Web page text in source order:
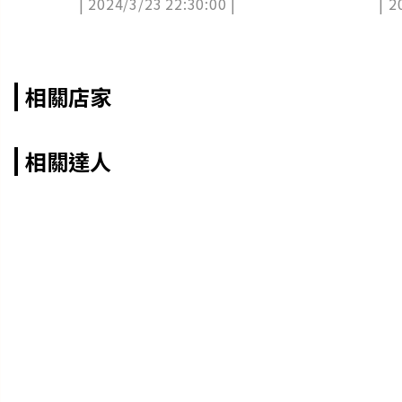
相關店家
相關達人